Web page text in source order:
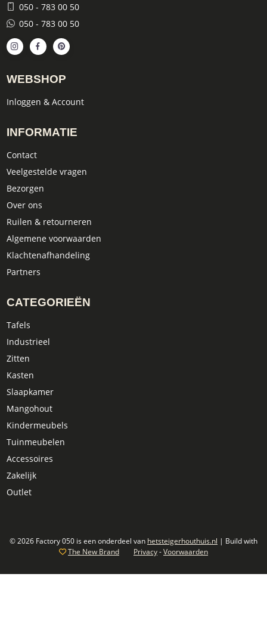
050 - 783 00 50
050 - 783 00 50
WEBSHOP
Inloggen & Account
INFORMATIE
Contact
Veelgestelde vragen
Bezorgen
Over ons
Ruilen & retourneren
Algemene voorwaarden
Klachtenafhandeling
Partners
CATEGORIEËN
Tafels
Industrieel
Zitten
Kasten
Slaapkamer
Mangohout
Kindermeubels
Tuinmeubelen
Accessoires
Zakelijk
Outlet
© 2026 Factory 050 is een onderdeel van hetsteigerhouthuis.nl | Build with
The New Brand
Privacy-Voorwaarden